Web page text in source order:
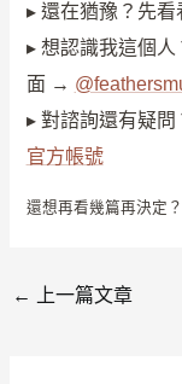
▸ 還在猶豫？先
▸ 想認識我這個
面 →
▸ 對諮詢還有疑
官方帳號
還想再看幾篇再決定
← 上一篇文章